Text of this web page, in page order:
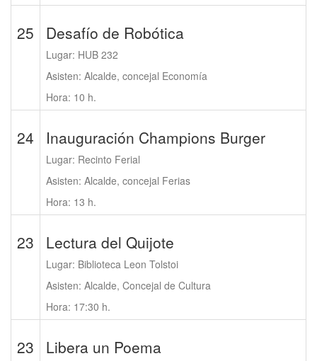
25 Desafío de Robótica
Lugar: HUB 232
Asisten: Alcalde, concejal Economía
Hora: 10 h.
24 Inauguración Champions Burger
Lugar: Recinto Ferial
Asisten: Alcalde, concejal Ferias
Hora: 13 h.
23 Lectura del Quijote
Lugar: Biblioteca Leon Tolstoi
Asisten: Alcalde, Concejal de Cultura
Hora: 17:30 h.
23 Libera un Poema